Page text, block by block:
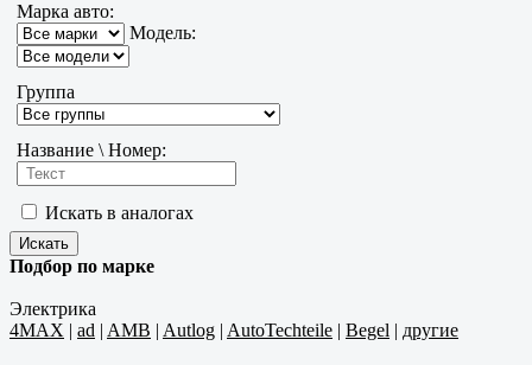
Марка авто:
Модель:
Группа
Название \ Номер:
Искать в аналогах
Подбор по марке
Электрика
4MAX | ad | AMB | Autlog | AutoTechteile | Begel | другие